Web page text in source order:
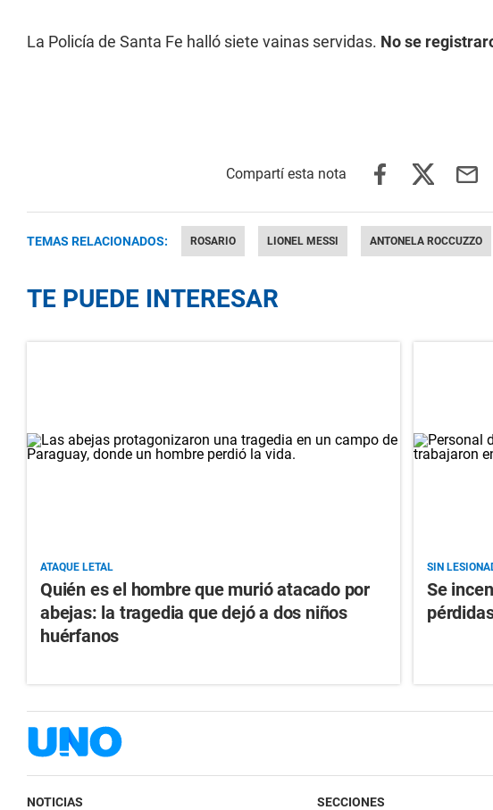
La Policía de Santa Fe halló siete vainas servidas. No se
TEMAS RELACIONADOS: ROSARIO LIONEL MESSI ANTONELA ROCCUZZO
TE PUEDE INTERESAR
ATAQUE LETAL
Quién es el hombre que murió atacado por
abejas: la tragedia que dejó a dos niños
huérfanos
SIN
Se
NOTICIAS SECCIONES